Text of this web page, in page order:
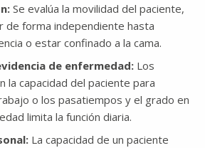
Se evalúa la movilidad del paciente,
de forma independiente hasta
o estar confinado a la cama.
de enfermedad​​​​​​​: Los
la capacidad del paciente para
o los pasatiempos y el grado en
limita la función diaria.
La capacidad de un paciente